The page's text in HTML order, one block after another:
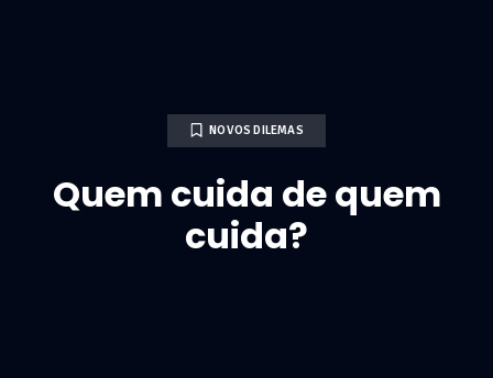
NOVOS DILEMAS
Quem cuida de quem
cuida?